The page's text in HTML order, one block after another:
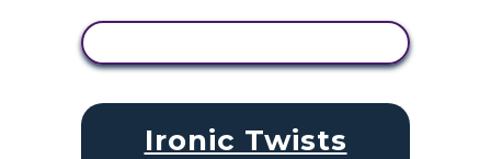
Ironic Twists